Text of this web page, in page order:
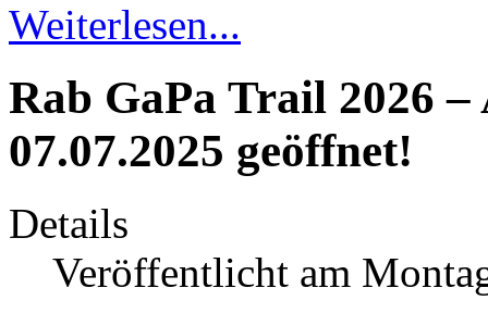
Weiterlesen...
Rab GaPa Trail 2026
07.07.2025 geöffnet!
Details
Veröffentlicht am